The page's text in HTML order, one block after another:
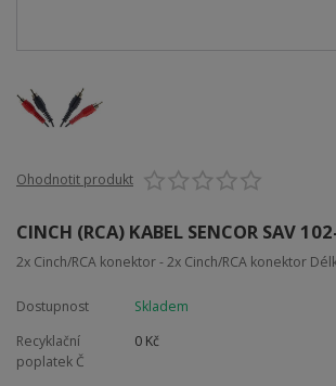
Ohodnotit produkt
CINCH (RCA) KABEL SENCOR SAV
2x Cinch/RCA konektor - 2x Cinch/RCA konektor
Dostupnost
Skladem
Recyklační
poplatek Č
0 Kč